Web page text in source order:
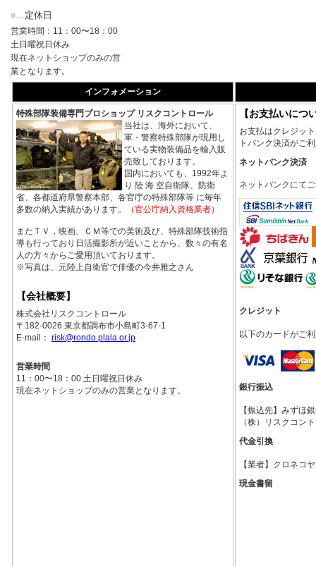
■ …定休日
営業時間：11：00〜18：00
土日曜祝日休み
現在ネットショップのみの営
業となります。
インフォメーション
特殊部隊装備専門プロショップ リスクコントロール
当社は、海外において、
軍・警察特殊部隊が現用し
ている実物装備品を輸入販
売致しております。
国内においても、1992年よ
り 陸 海 空自衛隊、防衛
省、各都道府県警察本部、各官庁の特殊部隊等 に毎年
多数の納入実績があります。
（官公庁納入資格業者）
またＴＶ，映画、ＣＭ等での美術及び、特殊部隊技術指
導も行っており日活撮影所が近いことから、数々の有名
人の方々からご愛用頂いております。
※写真は、元陸上自衛官で俳優の今井雅之さん
【会社概要】
株式会社リスクコントロール
〒182-0026 東京都調布市小島町3-67-1
E-mail： risk@rondo.plala.or.jp
営業時間
11：00〜18：00 土日曜祝日休み
現在ネットショップのみの営業となります。
【お支払いにつ
お支払はクレジッ
トバンク決済がご
ネットバンク決済
ネットバンクにて
クレジット
以下のカードがご
銀行振込
【振込先】みずほ
（株）リスクコン
代金引換
【業者】クロネコ
現金書留